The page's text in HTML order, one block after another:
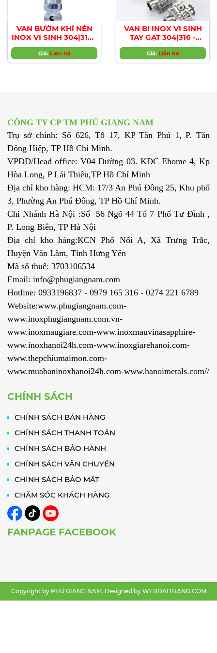
VAN BƯỚM KHÍ NÉN
INOX VI SINH 304|316 -
EUROBINOX
Giá: Liên hệ
VAN BI INOX VI SINH
TAY GẠT 304|316 -
EUROBINOX,
EUROBINOX
SANITARY STAINLESS
Giá: Liên hệ
CÔNG TY CP TM PHÚ GIANG NAM
Trụ sở chính: Số 626, Tổ 17, KP Tân Phú 1, P. Tân
Đông Hiệp, TP Hồ Chí Minh.
VPĐD/Head office: V04 Đường 03. KDC Ehome 4, Kp
Hòa Long, P Lái Thiêu,TP Hồ Chí Minh
Địa chỉ kho hàng: HCM: 17/3 An Phú Đông 25, Khu phố
3, Phường An Phú Đông, TP Hồ Chí Minh.
Chi Nhánh Hà Nội :Số 56 Ngõ 44 Tổ 7 Phố Tư Đình ,
P. Long Biên, TP Hà Nội
Địa chỉ kho hàng:KCN Phố Nối A, Xã Trưng Trắc,
Huyện Văn Lâm, Tỉnh Hưng Yên
Mã số thuế: 3703106534
Email: info@phugiangnam.com
Hotline: 0933196837 - 0979 165 316 - 0274 221 6789
Website:www.phugiangnam.com-
www.inoxphugiangnam.com.vn-
www.inoxmaugiare.com-www.inoxmauvinasapphire-
www.inoxhanoi24h.com-www.inoxgiarehanoi.com-
www.thepchiumaimon.com-
www.muabaninoxhanoi24h.com-www.hanoimetals.com//
CHÍNH SÁCH
CHÍNH SÁCH BÁN HÀNG
CHÍNH SÁCH THANH TOÁN
CHÍNH SÁCH BẢO HÀNH
CHÍNH SÁCH VẬN CHUYỂN
CHÍNH SÁCH BẢO MẬT
CHĂM SÓC KHÁCH HÀNG
FANPAGE FACEBOOK
Copyright by PHÚ GIANG NAM. Designed by WEBDAITHANG.COM